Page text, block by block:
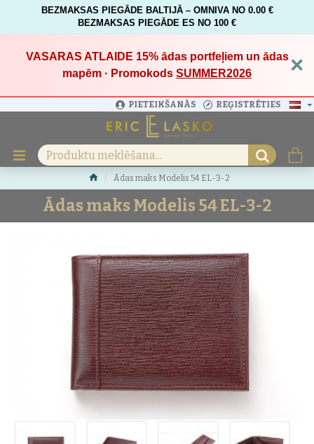
BEZMAKSAS PIEGĀDE BALTIJĀ – OMNIVA NO 0.00 €
BEZMAKSAS PIEGĀDE ES NO 100 €
VASARAS ATLAIDE 15%ādas portfeļiem un ādas
mapēm · Promokods SUMMER2026 ×
PIETEIKŠANĀS REĢISTRĒTIES
Ādas maks Modelis 54 EL-3-2
Ādas maks Modelis 54 EL-3-2